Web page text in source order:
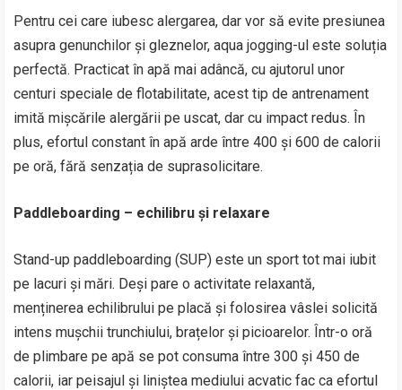
Pentru cei care iubesc alergarea, dar vor să evite presiunea
asupra genunchilor și gleznelor, aqua jogging-ul este soluția
perfectă. Practicat în apă mai adâncă, cu ajutorul unor
centuri speciale de flotabilitate, acest tip de antrenament
imită mișcările alergării pe uscat, dar cu impact redus. În
plus, efortul constant în apă arde între 400 și 600 de calorii
pe oră, fără senzația de suprasolicitare.
Paddleboarding – echilibru și relaxare
Stand-up paddleboarding (SUP) este un sport tot mai iubit
pe lacuri și mări. Deși pare o activitate relaxantă,
menținerea echilibrului pe placă și folosirea vâslei solicită
intens mușchii trunchiului, brațelor și picioarelor. Într-o oră
de plimbare pe apă se pot consuma între 300 și 450 de
calorii, iar peisajul și liniștea mediului acvatic fac ca efortul